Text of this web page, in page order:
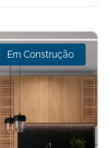
Em Construção